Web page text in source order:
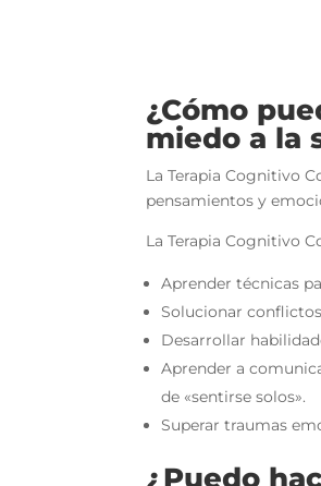
¿Cómo
miedo a la
La Terapia Cognitivo
pensamientos y
La Terapia Cognitivo
Aprender técnicas
Solucionar
Desarrollar
Aprender a
de «sentirse solos».
Superar traumas
¿Puedo